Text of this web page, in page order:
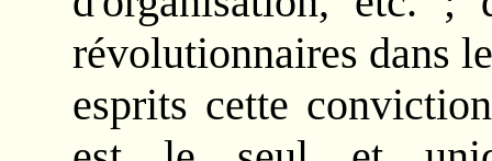
révolutionnaires dans
esprits cette